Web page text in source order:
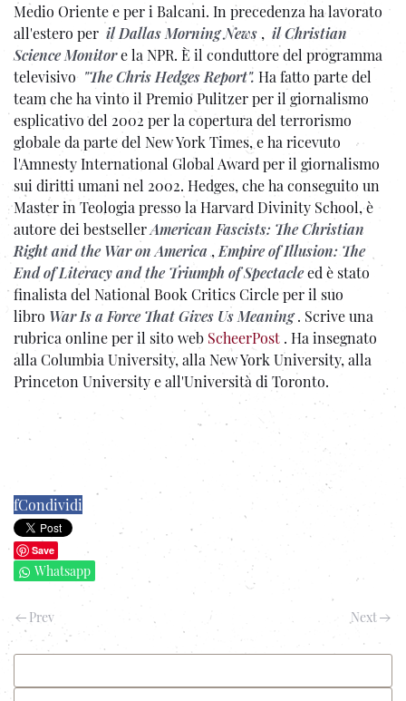
Medio Oriente e per i Balcani. In precedenza ha lavorato
all'estero per il Dallas Morning News , il Christian
Science Monitore la NPR. È il conduttore del programma
televisivo "The Chris Hedges Report". Ha fatto parte del
team che ha vinto il Premio Pulitzer per il giornalismo
esplicativo del 2002 per la copertura del terrorismo
globale da parte del New York Times, e ha ricevuto
l'Amnesty International Global Award per il giornalismo
sui diritti umani nel 2002. Hedges, che ha conseguito un
Master in Teologia presso la Harvard Divinity School, è
autore dei bestsellerAmerican Fascists: The Christian
Right and the War on America, Empire of Illusion: The
End of Literacy and the Triumph of Spectacleed è stato
finalista del National Book Critics Circle per il suo
libro War Is a Force That Gives Us Meaning. Scrive una
rubrica online per il sito web ScheerPost . Ha insegnato
alla Columbia University, alla New York University, alla
Princeton University e all'Università di Toronto.
fCondividi
Save
Whatsapp
Prev Next